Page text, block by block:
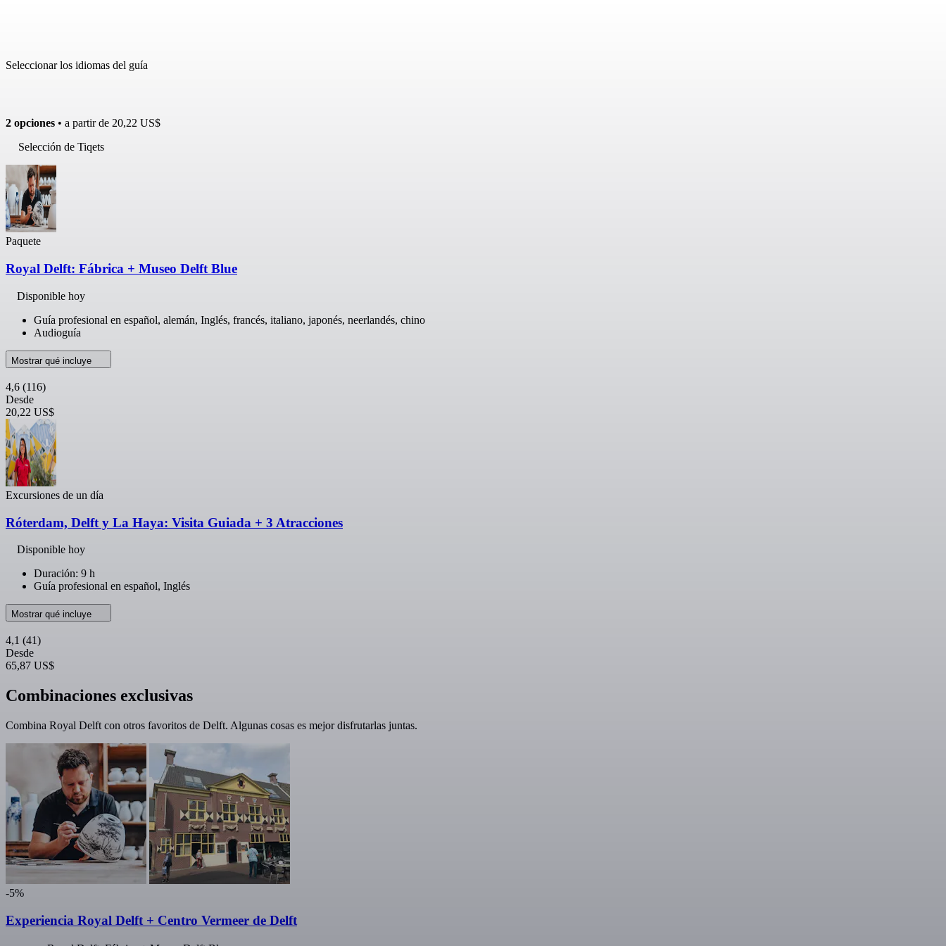
Seleccionar los idiomas del guía
2 opciones • a partir de 20,22 US$
Selección de Tiqets
Paquete
Royal Delft: Fábrica + Museo Delft Blue
Disponible hoy
Guía profesional en español, alemán, Inglés, francés, italiano, japonés, neerlandés, chino
Audioguía
Mostrar qué incluye
4,6 (116)
Desde
20,22 US$
Excursiones de un día
Róterdam, Delft y La Haya: Visita Guiada + 3 Atracciones
Disponible hoy
Duración: 9 h
Guía profesional en español, Inglés
Mostrar qué incluye
4,1 (41)
Desde
65,87 US$
Combinaciones exclusivas
Combina Royal Delft con otros favoritos de Delft. Algunas cosas es mejor disfrutarlas juntas.
-5%
Experiencia Royal Delft + Centro Vermeer de Delft